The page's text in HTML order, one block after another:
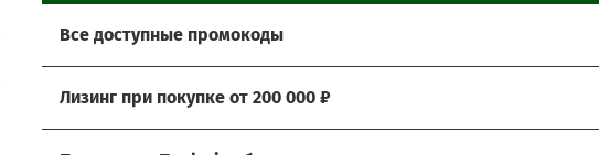
Все доступные промокоды
Мы рады предложить Вам возможность воспользоваться
Лизинг при покупке от 200 000 ₽